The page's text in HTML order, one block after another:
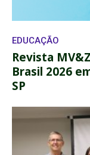
EDUCAÇÃO
Revista
Brasil 2026
SP